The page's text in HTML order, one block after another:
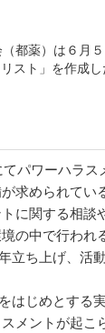
都薬）は６月
スト」を作成
パワーハラ
求められて
に関する相
の中で行わ
立ち上げ、活
じめとする
メントが起